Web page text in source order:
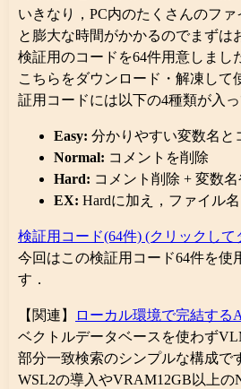
いきなり，PC内のたくさんのフ
と膨大な時間がかかるのでまずは
検証用のコードを64件用意しまし
こちらをダウンロード・解凍して
証用コードには以下の4種類が入っ
Easy: 分かりやすい変数名と
Normal: コメントを削除
Hard: コメント削除 + 変数
EX: Hardに加え，ファイル
検証用コード(64件) (クリックして
今回はこの検証用コード64件を使
す．
【関連】
ローカル環境で完結する
ベクトルデータベースを使わず
部分一致検索のシンプルな構成で
WSL2の導入やVRAM12GB以上